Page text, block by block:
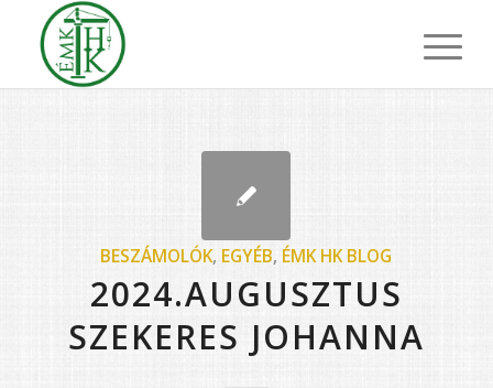
BESZÁMOLÓK, EGYÉB, ÉMK HK BLOG
2024.AUGUSZTUS
SZEKERES JOHANNA